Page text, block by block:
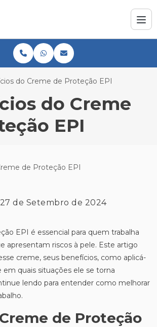
do Creme de Proteção EPI
do Creme
EPI
de Setembro de 2024
EPI é essencial para quem trabalha
apresentam riscos à pele. Este artigo
creme, seus benefícios, como aplicá-
quais situações ele se torna
lendo para entender como melhorar
de Proteção